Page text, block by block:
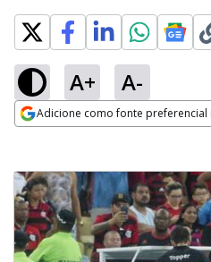
A+ A-
Adicione como fonte preferencial